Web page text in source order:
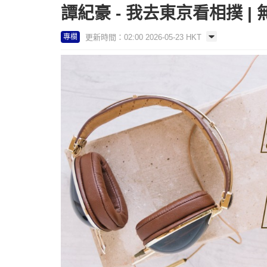
譚紀豪 - 我去東京看相撲 |
專欄 更新時間：02:00 2026-05-23 HKT